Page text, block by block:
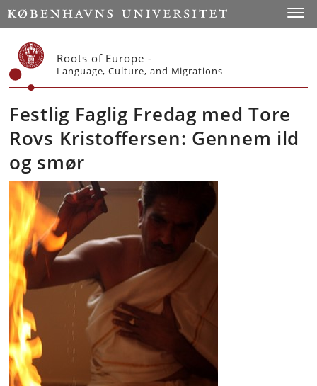
Start
Roots of Europe -
Language, Culture, and Migrations
Festlig Faglig Fredag med Tore
Rovs Kristoffersen: Gennem ild
og smør